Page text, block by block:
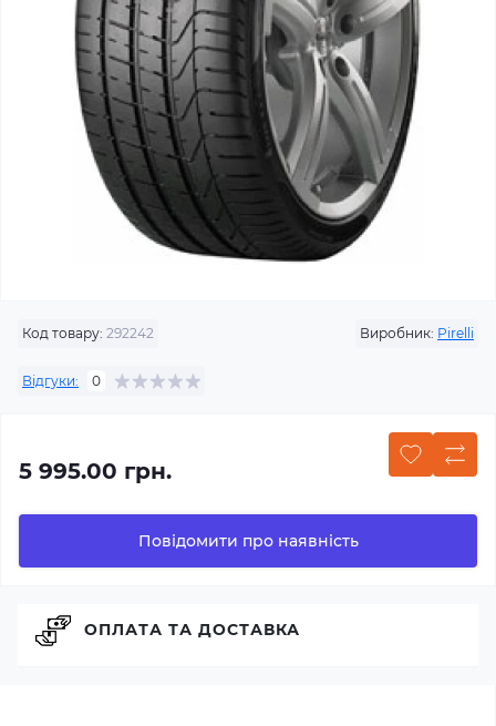
Код товару: 292242 Виробник: Pirelli
Відгуки: 0
5 995.00 грн.
Повідомити про наявність
ОПЛАТА ТА ДОСТАВКА